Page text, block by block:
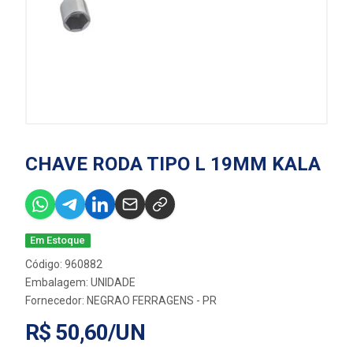
CHAVE RODA TIPO L 19MM KALA
Em Estoque
Código: 960882
Embalagem: UNIDADE
Fornecedor: NEGRAO FERRAGENS - PR
R$ 50,60/UN